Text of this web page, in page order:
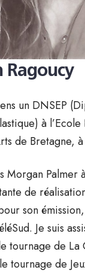
Ragoucy
un DNSEP
à
de Bretagne, à
Morgan Palmer
de
son émission,
Je suis
tournage de
tournage de